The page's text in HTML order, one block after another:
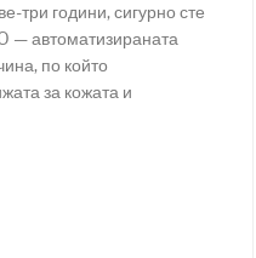
три години, сигурно сте
— автоматизираната
по който
за кожата и